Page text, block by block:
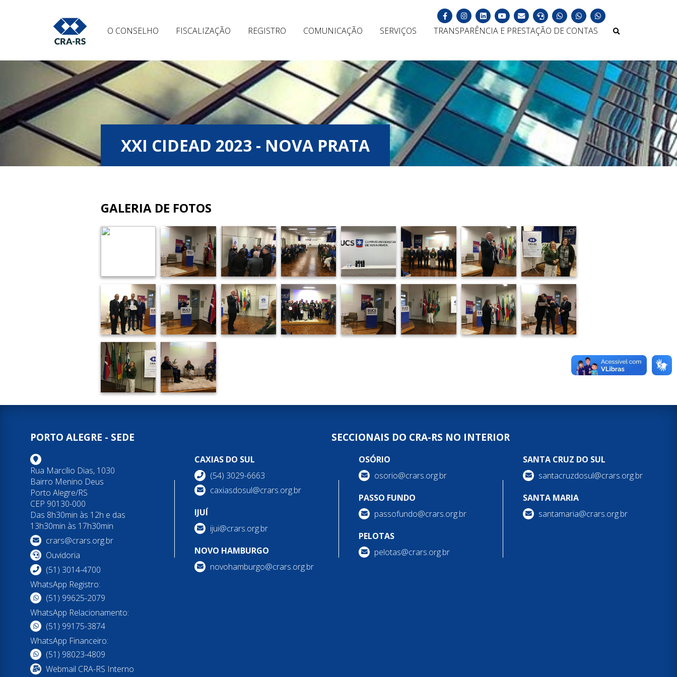
O CONSELHO FISCALIZAÇÃO REGISTRO COMUNICAÇÃO SERVIÇOS TRANSPARÊNCIA E PRESTAÇÃO DE CONTAS
XXI CIDEAD 2023 - NOVA PRATA
GALERIA DE FOTOS
PORTO ALEGRE - SEDE
Rua Marcílio Dias, 1030
Bairro Menino Deus
Porto Alegre/RS
CEP 90130-000
Das 8h30min às 12h e das
13h30min às 17h30min
crars@crars.org.br
Ouvidoria
(51) 3014-4700
WhatsApp Registro:
(51) 99625-2079
WhatsApp Relacionamento:
(51) 99175-3874
WhatsApp Financeiro:
(51) 98023-4809
Webmail CRA-RS Interno
SECCIONAIS DO CRA-RS NO INTERIOR
CAXIAS DO SUL
(54) 3029-6663
caxiasdosul@crars.org.br
IJUÍ
ijui@crars.org.br
NOVO HAMBURGO
novohamburgo@crars.org.br
OSÓRIO
osorio@crars.org.br
PASSO FUNDO
passofundo@crars.org.br
PELOTAS
pelotas@crars.org.br
SANTA CRUZ DO SUL
santacruzdosul@crars.org.br
SANTA MARIA
santamaria@crars.org.br